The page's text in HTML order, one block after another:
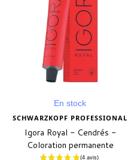
En stock
SCHWARZKOPF PROFESSIONAL
Igora Royal - Cendrés -
Coloration permanente